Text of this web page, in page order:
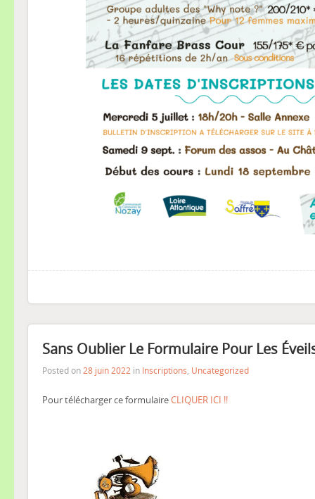
Sans Oublier Le Formulaire Pour Les
Posted on 28 juin 2022 in Inscriptions Uncategorized
Pour télécharger ce formulaireCLIQUER ICI !!